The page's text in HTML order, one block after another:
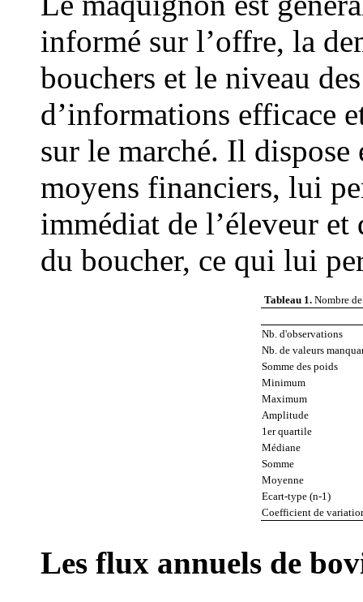
informé sur l’offre, la
bouchers et le niveau
d’informations efficace
sur le marché. Il dispose
moyens financiers, lui
immédiat de l’éleveur et
du boucher, ce qui lui
Tableau 1. Nombre
Nb. d'observations
Nb. de valeurs
Somme des poids
Minimum
Maximum
Amplitude
1er quartile
Médiane
Somme
Moyenne
Ecart-type (n-1)
Coefficient de
Les flux annuels de